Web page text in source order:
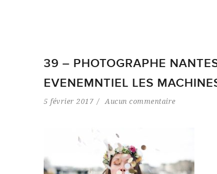
39 – PHOTOGRAPHE
EVENEMNTIEL LES
5 février 2017 Aucun commentaire